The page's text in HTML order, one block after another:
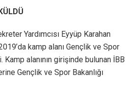
Yardımcısı Eyyüp Karahan
kamp alanı Gençlik ve Spor
Kamp alanının girişinde bulunan İBB
Gençlik ve Spor Bakanlığı